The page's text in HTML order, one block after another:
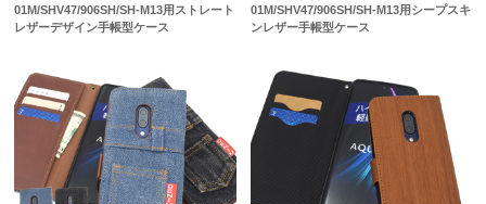
01M/SHV47/906SH/SH-M13用ストレート
レザーデザイン手帳型ケース
01M/SHV47/906SH/SH-M13用シープスキ
ンレザー手帳型ケース